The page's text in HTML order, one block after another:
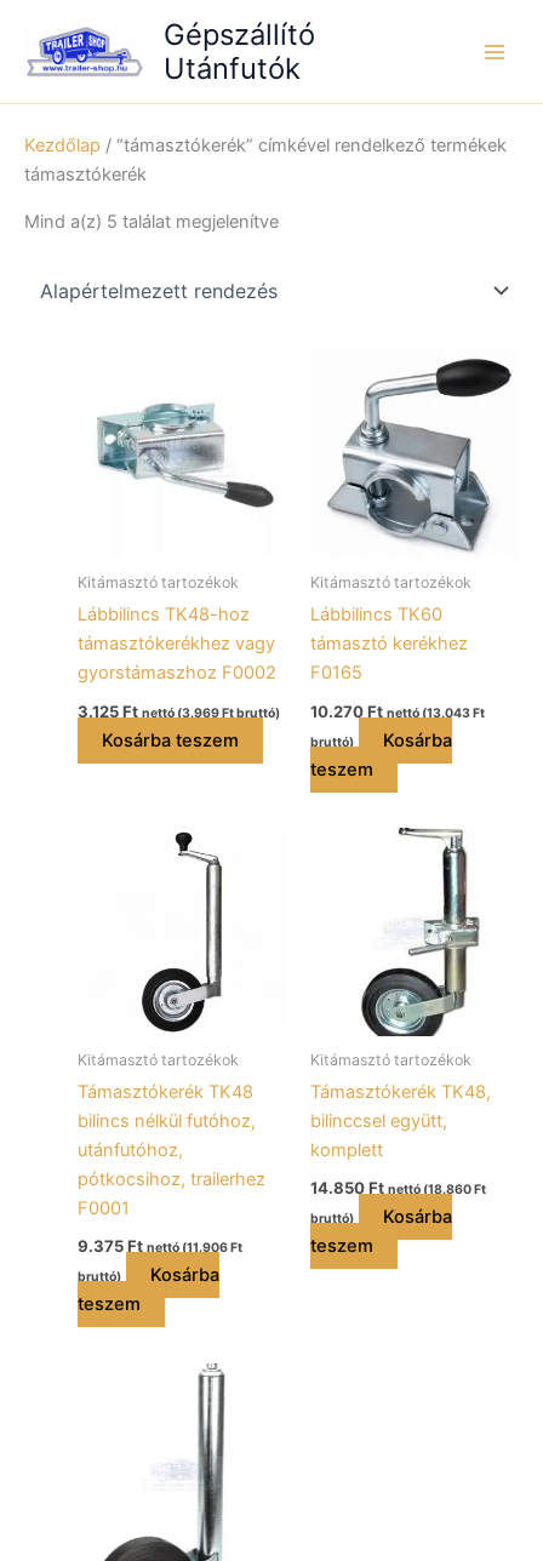
content
Gépszállító
Utánfutók
Kezdőlap / “támasztókerék” címkével rendelkező termékek
támasztókerék
Mind a(z) 5 találat megjelenítve
Kitámasztó tartozékok
Lábbilincs TK48-hoz
támasztókerékhez vagy
gyorstámaszhoz F0002
3.125Ft nettó (3.969Ftbruttó)
Kosárba teszem
Kitámasztó tartozékok
Lábbilincs TK60
támasztó kerékhez
F0165
10.270Ft nettó (13.043Ft
bruttó)
Kosárba
teszem
Kitámasztó tartozékok
Támasztókerék TK48
bilincs nélkül futóhoz,
utánfutóhoz,
pótkocsihoz, trailerhez
F0001
9.375Ft nettó (11.906 Ft
bruttó)
Kosárba
teszem
Kitámasztó tartozékok
Támasztókerék TK48,
bilinccsel együtt,
komplett
14.850Ft nettó (18.860 Ft
bruttó)
Kosárba
teszem